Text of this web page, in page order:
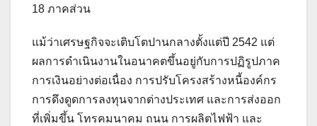
18 ภาคส่วน
แม้ว่าเศรษฐกิจจะเติบโตปานกลางตั้งแต่ปี 2542 แต่
ผลการดำเนินงานในอนาคตขึ้นอยู่กับการปฏิรูปภาค
การเงินอย่างต่อเนื่อง การปรับโครงสร้างหนี้องค์กร
การดึงดูดการลงทุนจากต่างประเทศ และการส่งออก
ที่เพิ่มขึ้น โทรคมนาคม ถนน การผลิตไฟฟ้า และ